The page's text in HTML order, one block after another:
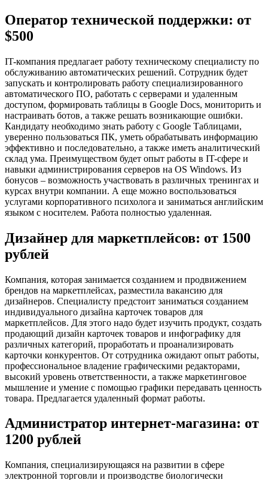
Оператор технической поддержки: от
$500
IT-компания предлагает работу техническому специалисту по
обслуживанию автоматических решений. Сотрудник будет
запускать и контролировать работу специализированного
автоматического ПО, работать с серверами и удаленным
доступом, формировать таблицы в Google Docs, мониторить и
настраивать ботов, а также решать возникающие ошибки.
Кандидату необходимо знать работу с Google Таблицами,
уверенно пользоваться ПК, уметь обрабатывать информацию
эффективно и последовательно, а также иметь аналитический
склад ума. Преимуществом будет опыт работы в IT-сфере и
навыки администрирования серверов на OS Windows. Из
бонусов – возможность участвовать в различных тренингах и
курсах внутри компании. А еще можно воспользоваться
услугами корпоративного психолога и заниматься английским
языком с носителем. Работа полностью удаленная.
Дизайнер для маркетплейсов: от 1500
рублей
Компания, которая занимается созданием и продвижением
брендов на маркетплейсах, разместила вакансию для
дизайнеров. Специалисту предстоит заниматься созданием
индивидуального дизайна карточек товаров для
маркетплейсов. Для этого надо будет изучить продукт, создать
продающий дизайн карточек товаров и инфографику для
различных категорий, проработать и проанализировать
карточки конкурентов. От сотрудника ожидают опыт работы,
профессиональное владение графическими редакторами,
высокий уровень ответственности, а также маркетинговое
мышление и умение с помощью графики передавать ценность
товара. Предлагается удаленный формат работы.
Администратор интернет-магазина: от
1200 рублей
Компания, специализирующаяся на развитии в сфере
электронной торговли и производстве биологически